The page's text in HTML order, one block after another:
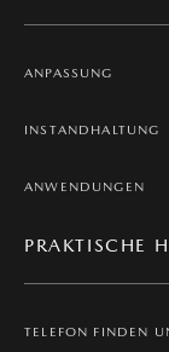
ANPASSUNG
INSTANDHALTUNG
ANWENDUNGEN
PRAKTISCHE
TELEFON FINDEN